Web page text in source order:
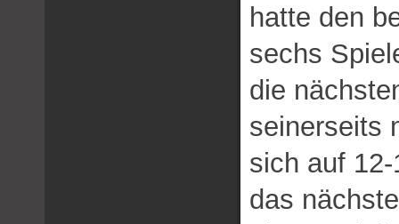
hatte den
sechs
die
seinerseits
sich auf
das